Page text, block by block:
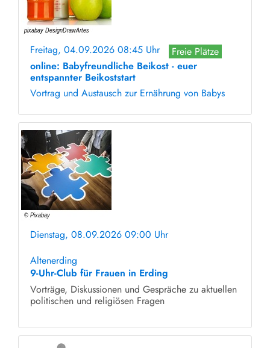
Freitag, 04.09.2026 08:45 Uhr
Freie Plätze
online: Babyfreundliche Beikost - euer
entspannter Beikoststart
Vortrag und Austausch zur Ernährung von Babys
Dienstag, 08.09.2026 09:00 Uhr
Altenerding
9-Uhr-Club für Frauen in Erding
Vorträge, Diskussionen und Gespräche zu aktuellen
politischen und religiösen Fragen